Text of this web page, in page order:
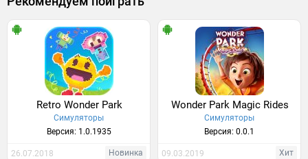
Retro Wonder Park
Симуляторы
Версия: 1.0.1935
26.07.2018 Новинка
Wonder Park Magic Rides
Симуляторы
Версия: 0.0.1
09.03.2019 Хит